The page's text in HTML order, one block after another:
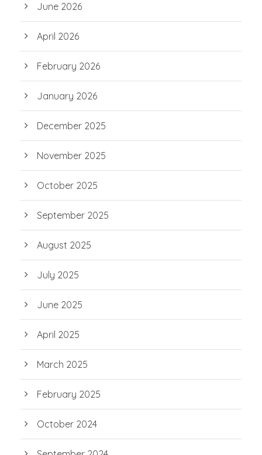
June 2026
April 2026
February 2026
January 2026
December 2025
November 2025
October 2025
September 2025
August 2025
July 2025
June 2025
April 2025
March 2025
February 2025
October 2024